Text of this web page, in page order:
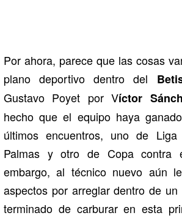
Por ahora, parece que las cosas
plano deportivo dentro del
Gustavo Poyet por Víctor
hecho que el equipo haya
últimos encuentros, uno de
Palmas y otro de Copa contra
embargo, al técnico nuevo aún
aspectos por arreglar dentro de
terminado de carburar en esta